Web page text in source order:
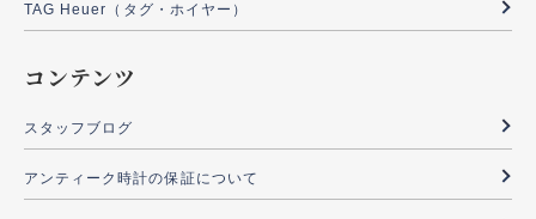
TAG Heuer（タグ・ホイヤー）
コンテンツ
スタッフブログ
アンティーク時計の保証について